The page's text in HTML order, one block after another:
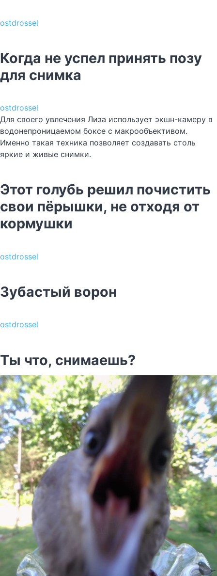
ostdrossel
Когда не успел принять позу
для снимка
ostdrossel
Для своего увлечения Лиза использует экшн-камеру в
водонепроницаемом боксе с макрообъективом.
Именно такая техника позволяет создавать столь
яркие и живые снимки.
Этот голубь решил почистить
свои пёрышки, не отходя от
кормушки
ostdrossel
Зубастый ворон
ostdrossel
Ты что, снимаешь?